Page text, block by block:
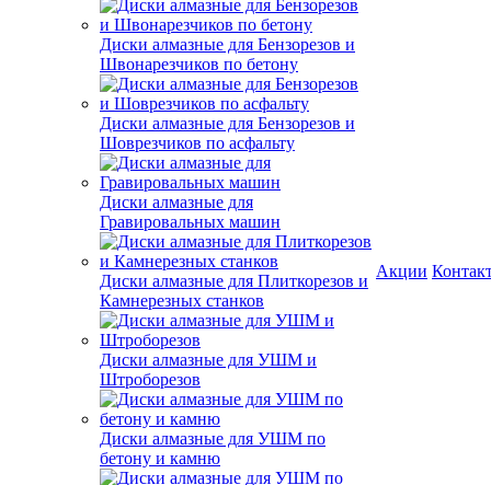
Диски алмазные для Бензорезов и
Швонарезчиков по бетону
Диски алмазные для Бензорезов и
Шоврезчиков по асфальту
Диски алмазные для
Гравировальных машин
Диски алмазные для Плиткорезов и
Камнерезных станков
Диски алмазные для УШМ и
Штроборезов
Диски алмазные для УШМ по
бетону и камню
Акции